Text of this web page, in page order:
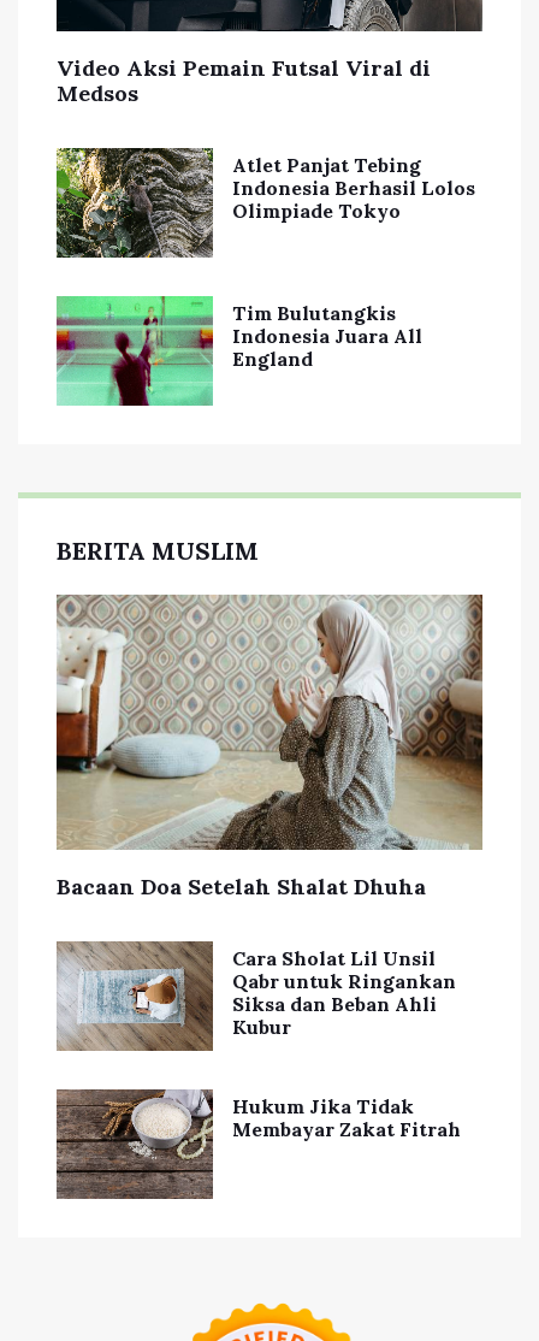
Video Aksi Pemain Futsal Viral di
Medsos
Atlet Panjat Tebing
Indonesia Berhasil Lolos
Olimpiade Tokyo
Tim Bulutangkis
Indonesia Juara All
England
BERITA MUSLIM
Bacaan Doa Setelah Shalat Dhuha
Cara Sholat Lil Unsil
Qabr untuk Ringankan
Siksa dan Beban Ahli
Kubur
Hukum Jika Tidak
Membayar Zakat Fitrah